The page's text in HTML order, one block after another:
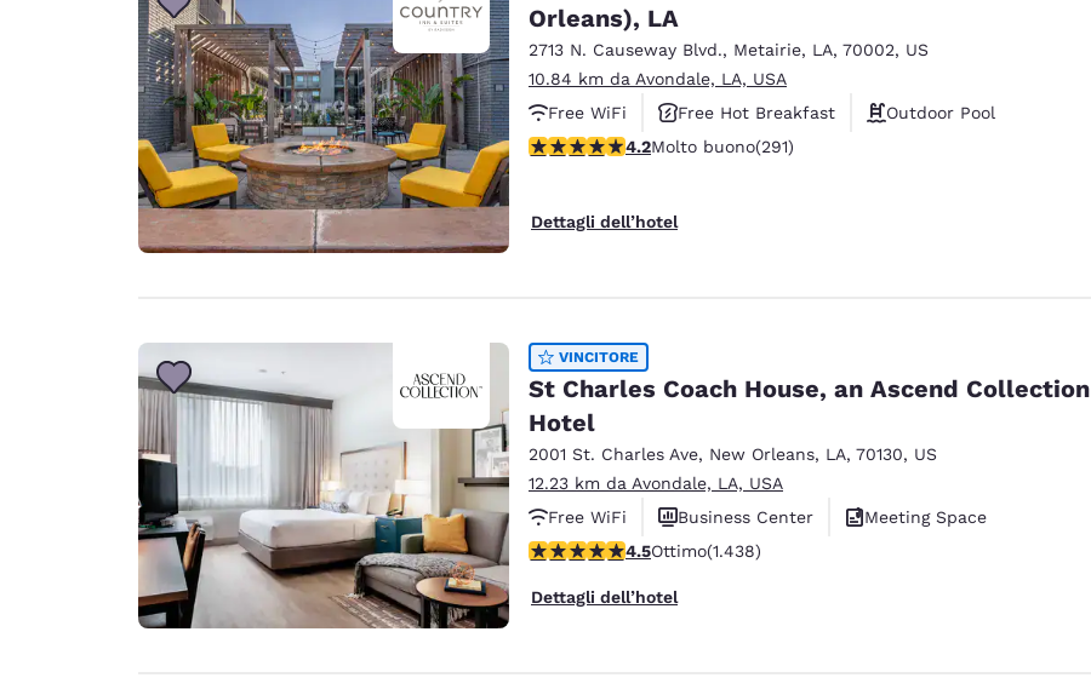
Orleans), LA
2713 N. Causeway Blvd., Metairie, LA, 70002, US
10.84 km da Avondale, LA, USA
Free WiFi
Free Hot Breakfast
Outdoor Pool
Valutazione di 4.16 stelle. Molto buono. 291 recensioni
4.2Molto buono(291)
Dettagli dell’hotel
VINCITORE
St Charles Coach House, an Ascend Collection
Hotel
2001 St. Charles Ave, New Orleans, LA, 70130, US
12.23 km da Avondale, LA, USA
Free WiFi
Business Center
Meeting Space
Valutazione di 4.54 stelle. Ottimo. 1438 recensioni
4.5Ottimo(1.438)
Dettagli dell’hotel